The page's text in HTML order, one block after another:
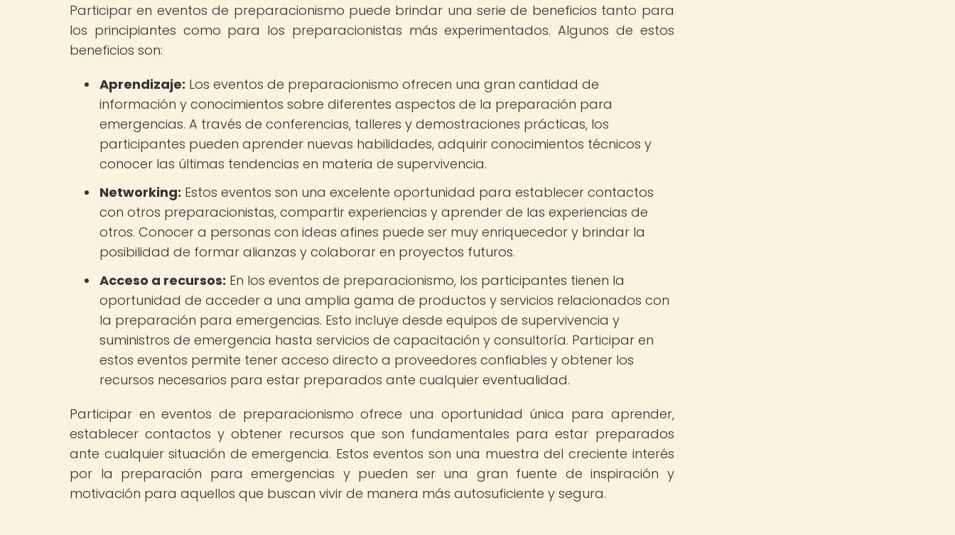
Participar en eventos de preparacionismo puede brindar una serie de beneficios tanto para
los principiantes como para los preparacionistas más experimentados. Algunos de estos
beneficios son:
Aprendizaje: Los eventos de preparacionismo ofrecen una gran cantidad de
información y conocimientos sobre diferentes aspectos de la preparación para
emergencias. A través de conferencias, talleres y demostraciones prácticas, los
participantes pueden aprender nuevas habilidades, adquirir conocimientos técnicos y
conocer las últimas tendencias en materia de supervivencia.
Networking: Estos eventos son una excelente oportunidad para establecer contactos
con otros preparacionistas, compartir experiencias y aprender de las experiencias de
otros. Conocer a personas con ideas afines puede ser muy enriquecedor y brindar la
posibilidad de formar alianzas y colaborar en proyectos futuros.
Acceso a recursos: En los eventos de preparacionismo, los participantes tienen la
oportunidad de acceder a una amplia gama de productos y servicios relacionados con
la preparación para emergencias. Esto incluye desde equipos de supervivencia y
suministros de emergencia hasta servicios de capacitación y consultoría. Participar en
estos eventos permite tener acceso directo a proveedores confiables y obtener los
recursos necesarios para estar preparados ante cualquier eventualidad.
Participar en eventos de preparacionismo ofrece una oportunidad única para aprender,
establecer contactos y obtener recursos que son fundamentales para estar preparados
ante cualquier situación de emergencia. Estos eventos son una muestra del creciente interés
por la preparación para emergencias y pueden ser una gran fuente de inspiración y
motivación para aquellos que buscan vivir de manera más autosuficiente y segura.